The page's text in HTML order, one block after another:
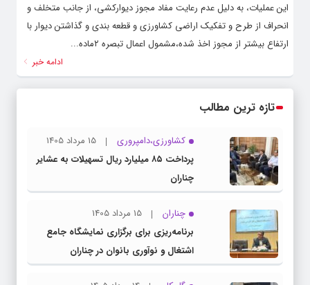
این عملیات، به دلیل عدم رعایت مفاد مجوز دیوارکشی، از جانب متخلف و
انحراف از طرح و تفکیک اراضی کشاورزی و قطعه بندی و گذاشتن دیوار با
ارتفاع بیشتر از مجوز اخذ شده،مشمول اعمال تبصره ۲ماده...
ادامه خبر
تازه ترین مطالب
کشاورزی،دامپروری
15 مرداد 1405
پرداخت ۸۵ میلیارد ریال تسهیلات به عشایر
چناران
چناران
15 مرداد 1405
برنامه‌ریزی برای برگزاری نمایشگاه جامع
اشتغال و نوآوری بانوان در چناران